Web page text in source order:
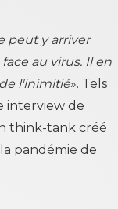
peut y arriver
au virus. Il en
l'inimitié». Tels
interview de
think-tank créé
pandémie de